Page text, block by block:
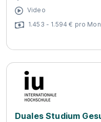
Video
1.453 - 1.594 € pro
Duales Studium